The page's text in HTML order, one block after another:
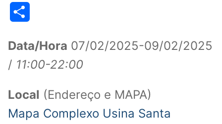
Data/Hora 07/02/2025-09/02/2025
/ 11:00-22:00
Local (Endereço e MAPA)
Mapa Complexo Usina Santa